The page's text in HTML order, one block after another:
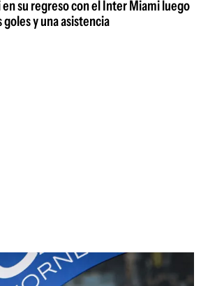
su regreso con el Inter Miami luego
y una asistencia